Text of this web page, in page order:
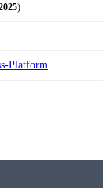
)
Platform